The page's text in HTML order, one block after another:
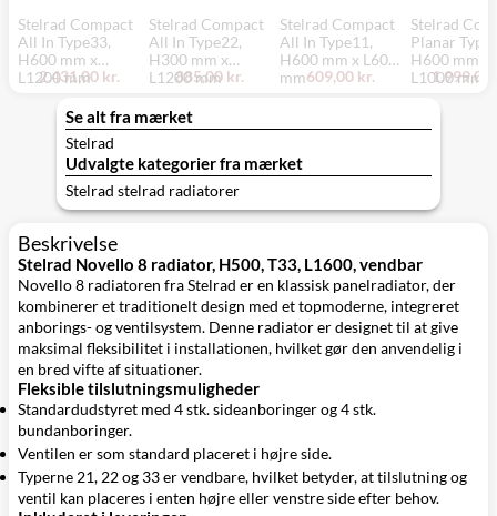
Stelrad Compact
All In Type33,
H600 mm x
L1200 mm
2.431,00 kr.
Stelrad Compact
All In Type22,
H300 mm x
L1200 mm
885,00 kr.
Stelrad Compact
All In Type11,
H600 mm x L600
mm609,00 kr.
Stelrad
Planar
H600 mm x
L1000 mm
1.999,00
Se alt fra mærket
Stelrad
Udvalgte kategorier fra mærket
Stelrad stelrad radiatorer
Beskrivelse
Stelrad Novello 8 radiator, H500, T33, L1600, vendbar
Novello 8 radiatoren fra Stelrad er en klassisk panelradiator, der
kombinerer et traditionelt design med et topmoderne, integreret
anborings- og ventilsystem. Denne radiator er designet til at give
maksimal fleksibilitet i installationen, hvilket gør den anvendelig i
en bred vifte af situationer.
Fleksible tilslutningsmuligheder
Standardudstyret med 4 stk. sideanboringer og 4 stk.
bundanboringer.
Ventilen er som standard placeret i højre side.
Typerne 21, 22 og 33 er vendbare, hvilket betyder, at tilslutning og
ventil kan placeres i enten højre eller venstre side efter behov.